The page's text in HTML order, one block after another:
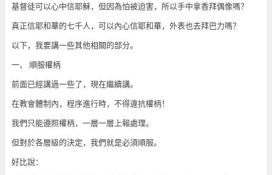
基督徒可以心中信耶穌，但因為怕被迫害，所以手中拿香拜偶像嗎？
真正信耶和華的七千人，可以內心信耶和華，外表也去拜巴力嗎？
以下，我要講一些其他相關的部分。
一、 順服權柄
前面已經講過一些了，現在繼續講。
在教會體制內，程序進行時，不得違抗權柄！
我們只能遵照權柄，一層一層上報處理。
但對於各層級的決定，我們就是必須順服。
好比說：